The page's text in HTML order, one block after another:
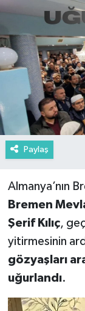
Paylaş
Almanya’nın
Bremen
Şerif Kılıç,
yitirmesinin
gözyaşları
uğurlandı.